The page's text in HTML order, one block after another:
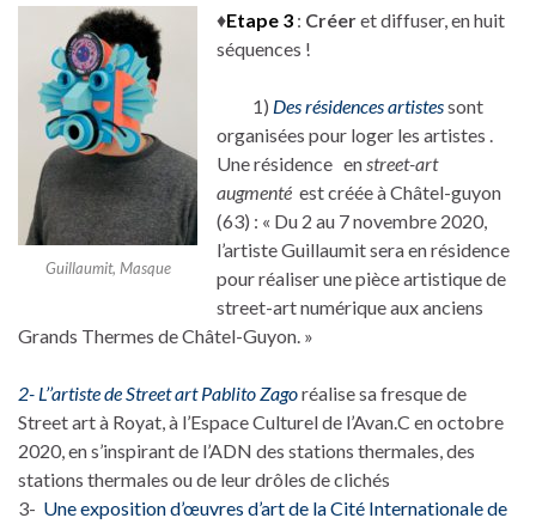
Guillaumit, Masque
♦Etape 3 : Créeret diffuser, en huit
séquences !
1) Des résidences artistessont
organisées pour loger les artistes .
Une résidence enstreet-art
augmenté est créée à Châtel-guyon
(63) : « Du 2 au 7 novembre 2020,
l’artiste Guillaumit sera en résidence
pour réaliser une pièce artistique de
street-art numérique aux anciens
Grands Thermes de Châtel-Guyon. »
2- L’’artiste de Street art Pablito Zagoréalise sa fresque de
Street art à Royat, à l’Espace Culturel de l’Avan.C en octobre
2020, en s’inspirant de l’ADN des stations thermales, des
stations thermales ou de leur drôles de clichés
3- Une exposition d’œuvres d’art de la Cité Internationale de